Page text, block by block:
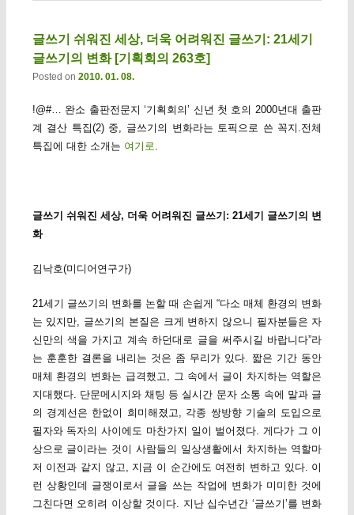
글쓰기 쉬워진 세상, 더욱 어려워진 글쓰기: 21세기
글쓰기의 변화 [기획회의 263호]
Posted on 2010. 01. 08.
!@#… 완소 출판전문지 ‘기획회의’ 신년 첫 호의 2000년대 출판
계 결산 특집(2) 중, 글쓰기의 변화라는 토픽으로 쓴 꼭지.전체
특집에 대한 소개는 여기로
글쓰기 쉬워진 세상, 더욱 어려워진 글쓰기: 21세기 글쓰기의 변
화
김낙호(미디어연구가)
21세기 글쓰기의 변화를 논할 때 손쉽게 “다소 매체 환경의 변화
는 있지만, 글쓰기의 본질은 크게 변하지 않으니 필자분들은 자
신만의 색을 가지고 계속 하던대로 글을 써주시길 바랍니다”라
는 훈훈한 결론을 내리는 것은 좀 무리가 있다. 짧은 기간 동안
매체 환경의 변화는 급격했고, 그 속에서 글이 차지하는 역할은
지대했다. 단문메시지와 채팅 등 실시간 문자 소통 속에 말과 글
의 경계선은 한없이 희미해졌고, 각종 쌍방향 기술의 도입으로
필자와 독자의 사이에도 마찬가지 일이 벌어졌다. 게다가 그 이
상으로 글이라는 것이 사람들의 일상생활에서 차지하는 역할마
저 이전과 같지 않고, 지금 이 순간에도 여전히 변하고 있다. 이
런 상황인데 글쟁이로서 글을 쓰는 작업에 변화가 미미한 것에
그친다면 오히려 이상할 것이다. 지난 십수년간 ‘글쓰기’를 변화